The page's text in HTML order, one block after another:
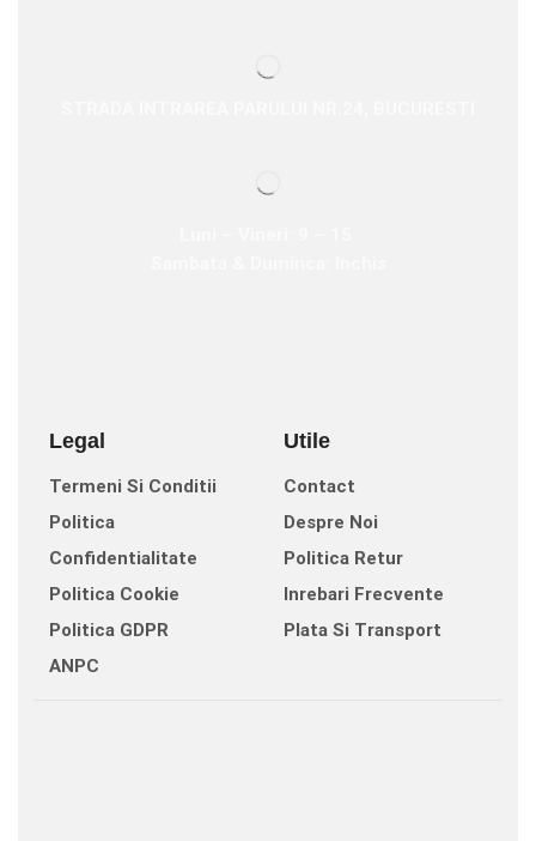
Legal
Termeni Si Conditii
Politica
Confidentialitate
Politica Cookie
Politica GDPR
ANPC
Utile
Contact
Despre Noi
Politica Retur
Inrebari Frecvente
Plata Si Transport